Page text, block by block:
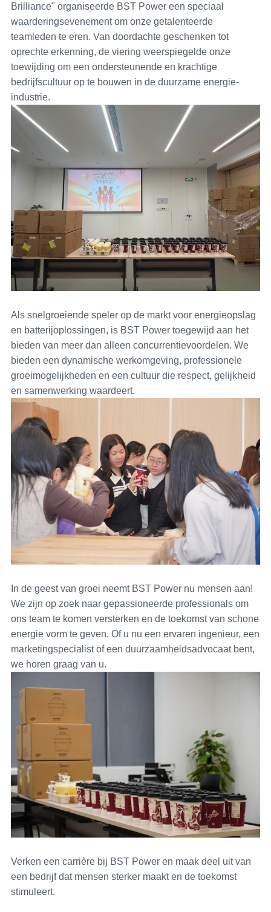
Brilliance" organiseerde BST Power een speciaal
waarderingsevenement om onze getalenteerde
teamleden te eren. Van doordachte geschenken tot
oprechte erkenning, de viering weerspiegelde onze
toewijding om een ondersteunende en krachtige
bedrijfscultuur op te bouwen in de duurzame energie-
industrie.
Als snelgroeiende speler op de markt voor energieopslag
en batterijoplossingen, is BST Power toegewijd aan het
bieden van meer dan alleen concurrentievoordelen. We
bieden een dynamische werkomgeving, professionele
groeimogelijkheden en een cultuur die respect, gelijkheid
en samenwerking waardeert.
In de geest van groei neemt BST Power nu mensen aan!
We zijn op zoek naar gepassioneerde professionals om
ons team te komen versterken en de toekomst van schone
energie vorm te geven. Of u nu een ervaren ingenieur, een
marketingspecialist of een duurzaamheidsadvocaat bent,
we horen graag van u.
Verken een carrière bij BST Power en maak deel uit van
een bedrijf dat mensen sterker maakt en de toekomst
stimuleert.